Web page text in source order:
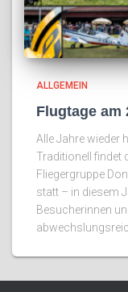
ALLGEMEIN
Flugtage am
Alle Jahre wieder
Traditionell findet
Fliegergruppe
statt – in diesem
Besucherinnen